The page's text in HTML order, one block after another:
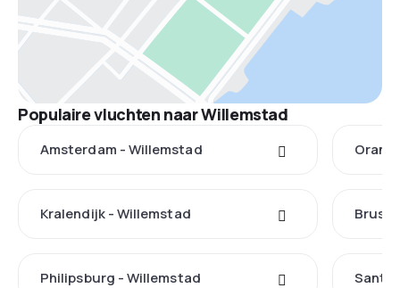
Populaire vluchten naar Willemstad
Amsterdam - Willemstad
Kralendijk - Willemstad
Philipsburg - Willemstad Santo